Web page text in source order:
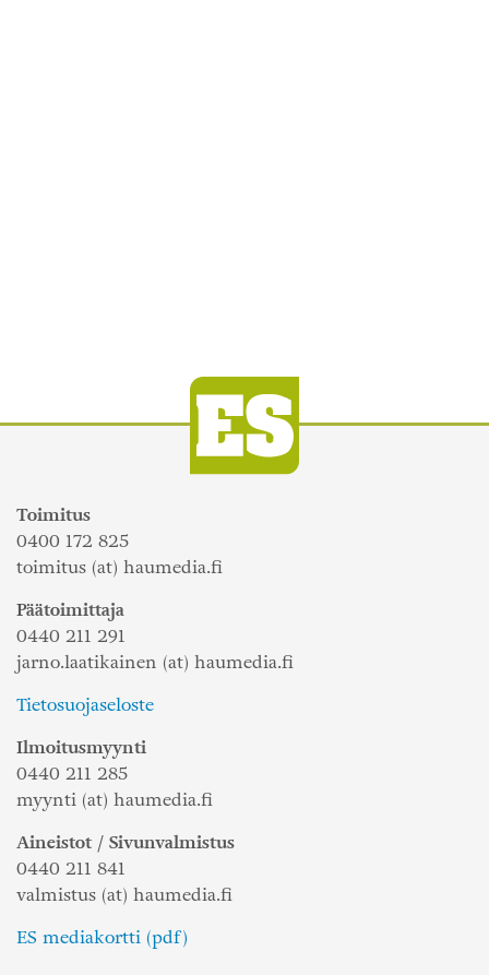
Toimitus
0400 172 825
toimitus (at) haumedia.fi
Päätoimittaja
0440 211 291
jarno.laatikainen (at) haumedia.fi
Tietosuojaseloste
Ilmoitusmyynti
0440 211 285
myynti (at) haumedia.fi
Aineistot / Sivunvalmistus
0440 211 841
valmistus (at) haumedia.fi
ES mediakortti (pdf)